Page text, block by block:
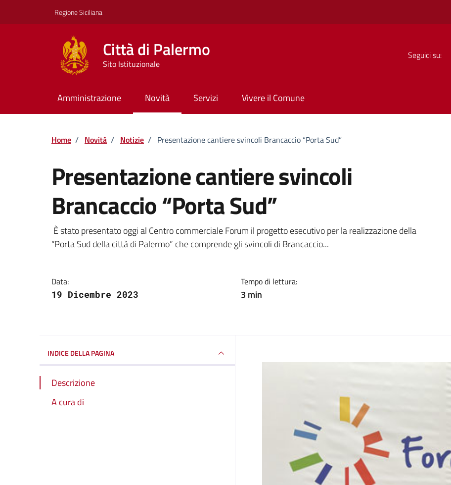
Regione Siciliana
Città di Palermo
Sito Istituzionale
Seguici su:
Amministrazione Novità Servizi Vivere il Comune
Home / Novità / Notizie / Presentazione cantiere svincoli Brancaccio “Porta Sud”
Presentazione cantiere svincoli
Brancaccio “Porta Sud”
Dettagli della notizia
È stato presentato oggi al Centro commerciale Forum il progetto esecutivo per la realizzazione della
“Porta Sud della città di Palermo” che comprende gli svincoli di Brancaccio...
Data:
19 Dicembre 2023
Tempo di lettura:
3 min
INDICE DELLA PAGINA
Descrizione
A cura di